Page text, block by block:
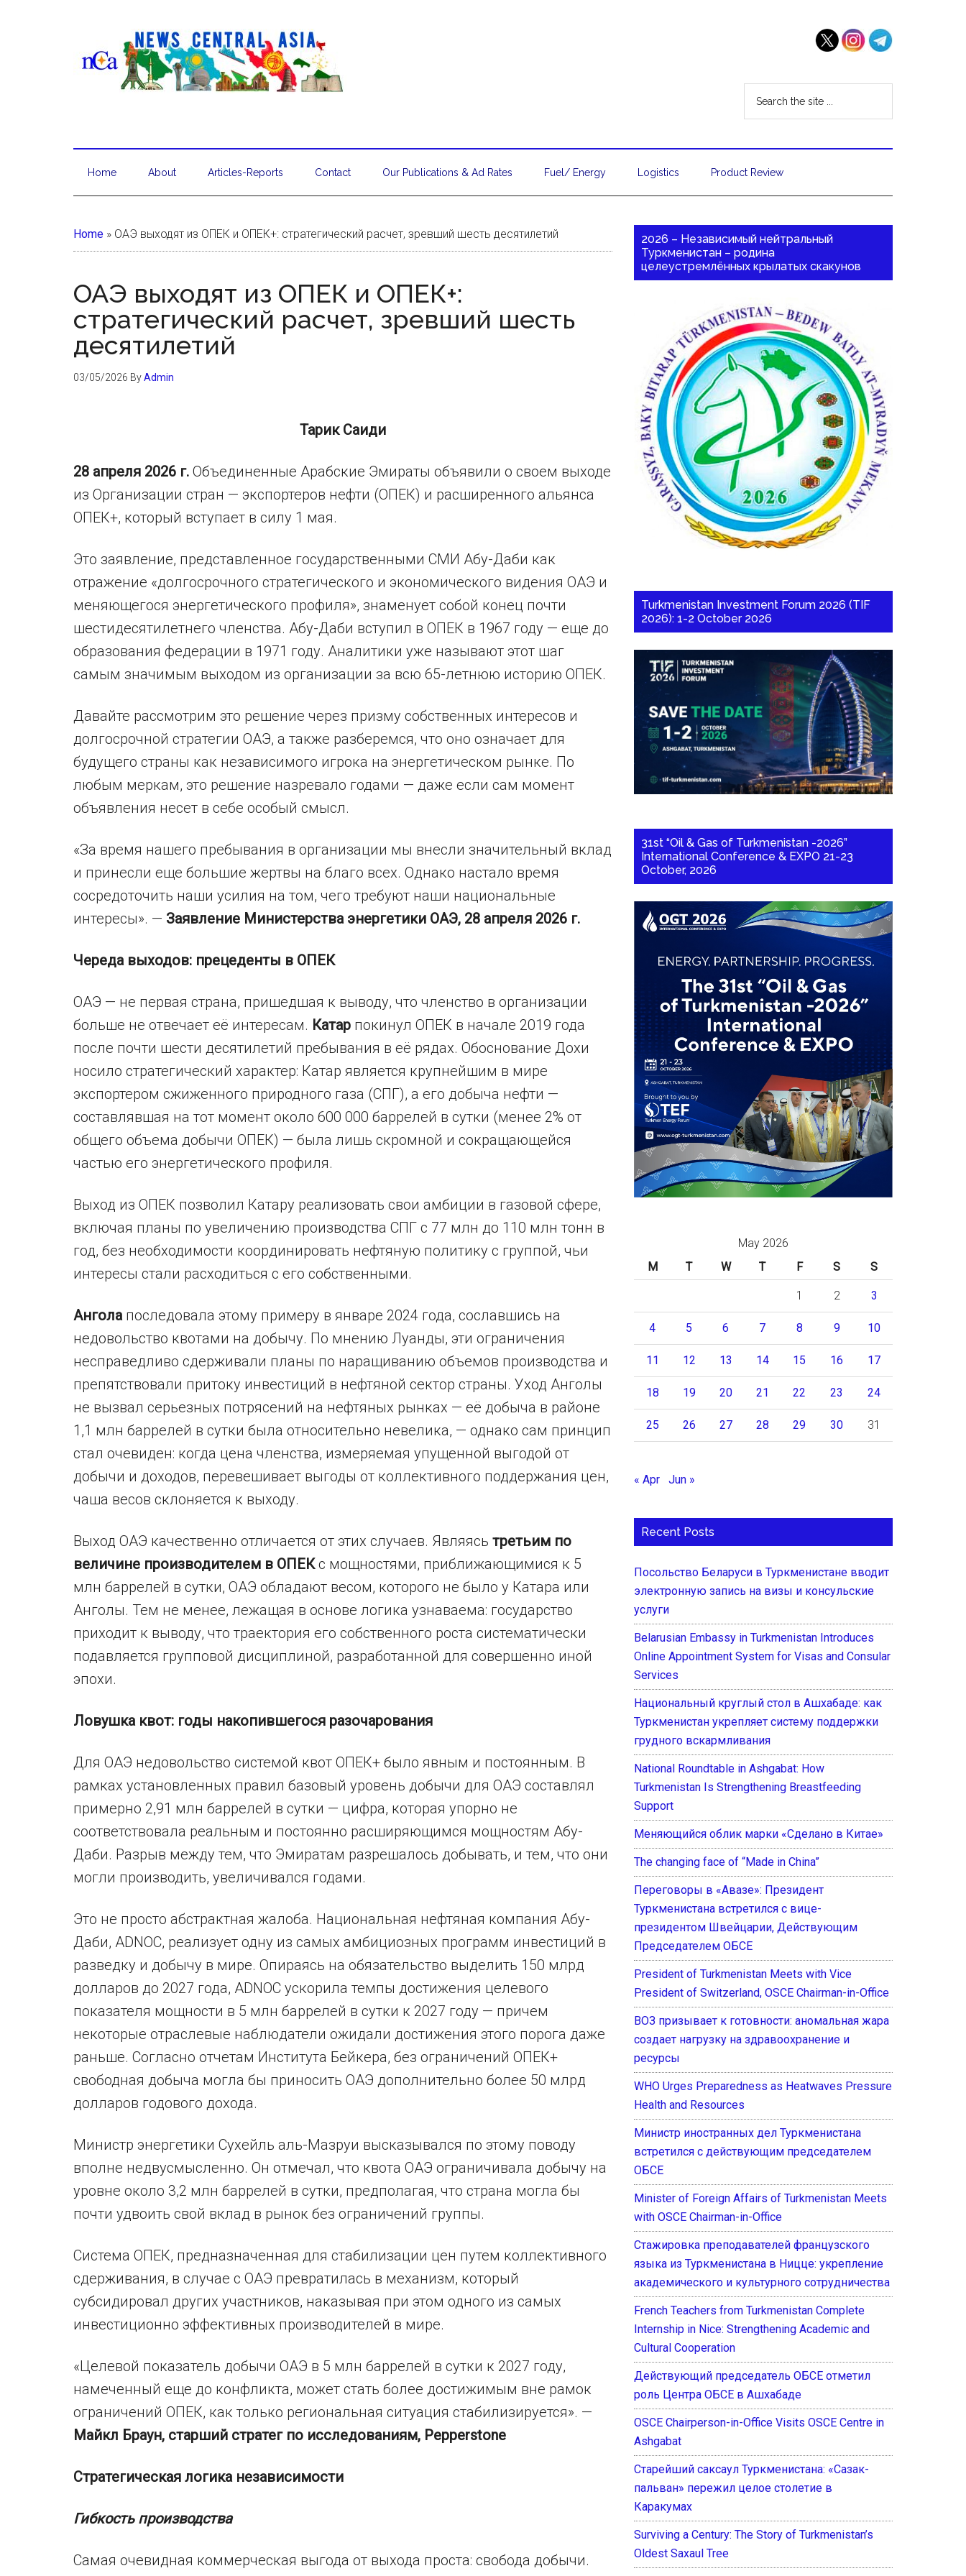
Home About Articles-Reports Contact Our Publications & Ad Rates Fuel/ Energy Logistics Product Review
Home » ОАЭ выходят из ОПЕК и ОПЕК+: стратегический расчет, зревший шесть десятилетий
ОАЭ выходят из ОПЕК и ОПЕК+:
стратегический расчет, зревший шесть
десятилетий
03/05/2026 ByAdmin
Тарик Саиди
28 апреля 2026 г. Объединенные Арабские Эмираты объявили о своем выходе
из Организации стран — экспортеров нефти (ОПЕК) и расширенного альянса
ОПЕК+, который вступает в силу 1 мая.
Это заявление, представленное государственными СМИ Абу-Даби как
отражение «долгосрочного стратегического и экономического видения ОАЭ и
меняющегося энергетического профиля», знаменует собой конец почти
шестидесятилетнего членства. Абу-Даби вступил в ОПЕК в 1967 году — еще до
образования федерации в 1971 году. Аналитики уже называют этот шаг
самым значимым выходом из организации за всю 65-летнюю историю ОПЕК.
Давайте рассмотрим это решение через призму собственных интересов и
долгосрочной стратегии ОАЭ, а также разберемся, что оно означает для
будущего страны как независимого игрока на энергетическом рынке. По
любым меркам, это решение назревало годами — даже если сам момент
объявления несет в себе особый смысл.
«За время нашего пребывания в организации мы внесли значительный вклад
и принесли еще большие жертвы на благо всех. Однако настало время
сосредоточить наши усилия на том, чего требуют наши национальные
интересы». — Заявление Министерства энергетики ОАЭ, 28 апреля 2026 г.
Череда выходов: прецеденты в ОПЕК
ОАЭ — не первая страна, пришедшая к выводу, что членство в организации
больше не отвечает её интересам. Катар покинул ОПЕК в начале 2019 года
после почти шести десятилетий пребывания в её рядах. Обоснование Дохи
носило стратегический характер: Катар является крупнейшим в мире
экспортером сжиженного природного газа (СПГ), а его добыча нефти —
составлявшая на тот момент около 600 000 баррелей в сутки (менее 2% от
общего объема добычи ОПЕК) — была лишь скромной и сокращающейся
частью его энергетического профиля.
Выход из ОПЕК позволил Катару реализовать свои амбиции в газовой сфере,
включая планы по увеличению производства СПГ с 77 млн до 110 млн тонн в
год, без необходимости координировать нефтяную политику с группой, чьи
интересы стали расходиться с его собственными.
Анголапоследовала этому примеру в январе 2024 года, сославшись на
недовольство квотами на добычу. По мнению Луанды, эти ограничения
несправедливо сдерживали планы по наращиванию объемов производства и
препятствовали притоку инвестиций в нефтяной сектор страны. Уход Анголы
не вызвал серьезных потрясений на нефтяных рынках — её добыча в районе
1,1 млн баррелей в сутки была относительно невелика, — однако сам принцип
стал очевиден: когда цена членства, измеряемая упущенной выгодой от
добычи и доходов, перевешивает выгоды от коллективного поддержания цен,
чаша весов склоняется к выходу.
Выход ОАЭ качественно отличается от этих случаев. Являясь третьим по
величине производителем в ОПЕКс мощностями, приближающимися к 5
млн баррелей в сутки, ОАЭ обладают весом, которого не было у Катара или
Анголы. Тем не менее, лежащая в основе логика узнаваема: государство
приходит к выводу, что траектория его собственного роста систематически
подавляется групповой дисциплиной, разработанной для совершенно иной
эпохи.
Ловушка квот: годы накопившегося разочарования
Для ОАЭ недовольство системой квот ОПЕК+ было явным и постоянным. В
рамках установленных правил базовый уровень добычи для ОАЭ составлял
примерно 2,91 млн баррелей в сутки — цифра, которая упорно не
соответствовала реальным и постоянно расширяющимся мощностям Абу-
Даби. Разрыв между тем, что Эмиратам разрешалось добывать, и тем, что они
могли производить, увеличивался годами.
Это не просто абстрактная жалоба. Национальная нефтяная компания Абу-
Даби, ADNOC, реализует одну из самых амбициозных программ инвестиций в
разведку и добычу в мире. Опираясь на обязательство выделить 150 млрд
долларов до 2027 года, ADNOC ускорила темпы достижения целевого
показателя мощности в 5 млн баррелей в сутки к 2027 году — причем
некоторые отраслевые наблюдатели ожидали достижения этого порога даже
раньше. Согласно отчетам Института Бейкера, без ограничений ОПЕК+
свободная добыча могла бы приносить ОАЭ дополнительно более 50 млрд
долларов годового дохода.
Министр энергетики Сухейль аль-Мазруи высказывался по этому поводу
вполне недвусмысленно. Он отмечал, что квота ОАЭ ограничивала добычу на
уровне около 3,2 млн баррелей в сутки, предполагая, что страна могла бы
почти удвоить свой вклад в рынок без ограничений группы.
Система ОПЕК, предназначенная для стабилизации цен путем коллективного
сдерживания, в случае с ОАЭ превратилась в механизм, который
субсидировал других участников, наказывая при этом одного из самых
инвестиционно эффективных производителей в мире.
«Целевой показатель добычи ОАЭ в 5 млн баррелей в сутки к 2027 году,
намеченный еще до конфликта, может стать более достижимым вне рамок
ограничений ОПЕК, как только региональная ситуация стабилизируется». —
Майкл Браун, старший стратег по исследованиям, Pepperstone
Стратегическая логика независимости
Гибкость производства
Самая очевидная коммерческая выгода от выхода проста: свобода добычи.
2026 – Независимый нейтральный
Туркменистан – родина
целеустремлённых крылатых скакунов
Turkmenistan Investment Forum 2026 (TIF
2026): 1-2 October 2026
31st “Oil & Gas of Turkmenistan -2026”
International Conference & EXPO 21-23
October, 2026
May 2026
M
T W T F S S
1 2 3
4 5 6 7 8 9 10
11 12 13 14 15 16 17
18 19 20 21 22 23 24
25 26 27 28 29 30 31
« Apr Jun »
Recent Posts
Посольство Беларуси в Туркменистане вводит
электронную запись на визы и консульские
услуги
Belarusian Embassy in Turkmenistan Introduces
Online Appointment System for Visas and Consular
Services
Национальный круглый стол в Ашхабаде: как
Туркменистан укрепляет систему поддержки
грудного вскармливания
National Roundtable in Ashgabat: How
Turkmenistan Is Strengthening Breastfeeding
Support
Меняющийся облик марки «Сделано в Китае»
The changing face of “Made in China”
Переговоры в «Авазе»: Президент
Туркменистана встретился с вице-
президентом Швейцарии, Действующим
Председателем ОБСЕ
President of Turkmenistan Meets with Vice
President of Switzerland, OSCE Chairman-in-Office
ВОЗ призывает к готовности: аномальная жара
создает нагрузку на здравоохранение и
ресурсы
WHO Urges Preparedness as Heatwaves Pressure
Health and Resources
Министр иностранных дел Туркменистана
встретился с действующим председателем
ОБСЕ
Minister of Foreign Affairs of Turkmenistan Meets
with OSCE Chairman-in-Office
Стажировка преподавателей французского
языка из Туркменистана в Ницце: укрепление
академического и культурного сотрудничества
French Teachers from Turkmenistan Complete
Internship in Nice: Strengthening Academic and
Cultural Cooperation
Действующий председатель ОБСЕ отметил
роль Центра ОБСЕ в Ашхабаде
OSCE Chairperson-in-Office Visits OSCE Centre in
Ashgabat
Старейший саксаул Туркменистана: «Сазак-
пальван» пережил целое столетие в
Каракумах
Surviving a Century: The Story of Turkmenistan’s
Oldest Saxaul Tree